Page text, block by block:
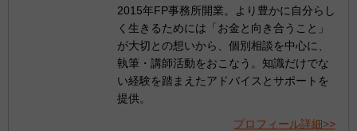
2015年FP事務所開業。より豊かに自分らし
く生きるためには「お金と向き合うこと」
が大切との想いから、個別相談を中心に、
執筆・講師活動をおこなう。知識だけでな
い経験を踏まえたアドバイスとサポートを
提供。
プロフィール詳細>>